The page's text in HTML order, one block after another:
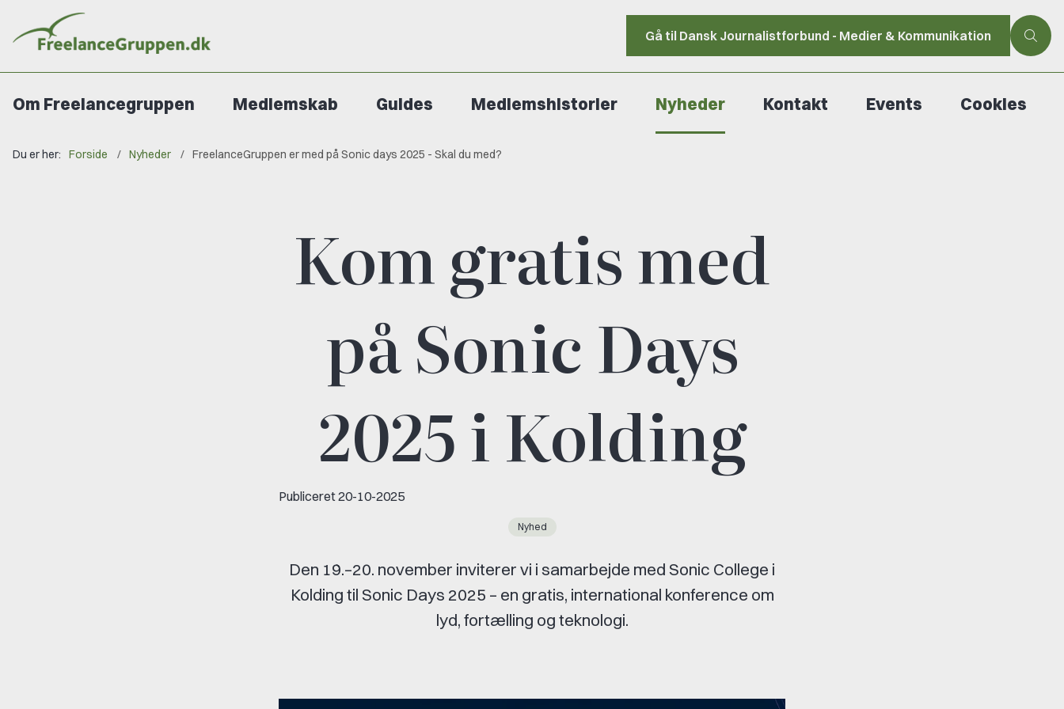
Gå til Dansk Journalistforbund - Medier & Kommunikation
Om Freelancegruppen Medlemskab Guides Medlemshistorier Nyheder Kontakt Events Cookies
Du er her: Forside Nyheder FreelanceGruppen er med på Sonic days 2025 - Skal du med?
Kom gratis med
på Sonic Days
2025 i Kolding
Publiceret20-10-2025
Nyhed
Den 19.–20. november inviterer vi i samarbejde med Sonic College i
Kolding til Sonic Days 2025 – en gratis, international konference om
lyd, fortælling og teknologi.